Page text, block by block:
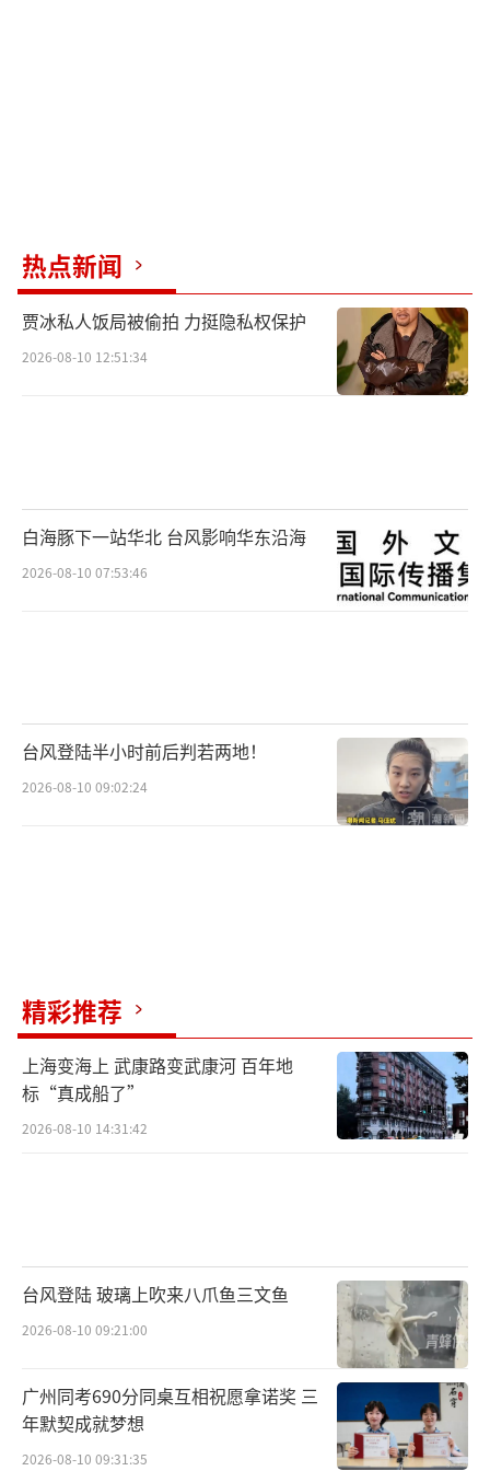
热点新闻
贾冰私人饭局被偷拍 力挺隐私权保护
2026-08-10 12:51:34
白海豚下一站华北 台风影响华东沿海
2026-08-10 07:53:46
台风登陆半小时前后判若两地！
2026-08-10 09:02:24
精彩推荐
上海变海上 武康路变武康河 百年地
标“真成船了”
2026-08-10 14:31:42
台风登陆 玻璃上吹来八爪鱼三文鱼
2026-08-10 09:21:00
广州同考690分同桌互相祝愿拿诺奖 三
年默契成就梦想
2026-08-10 09:31:35